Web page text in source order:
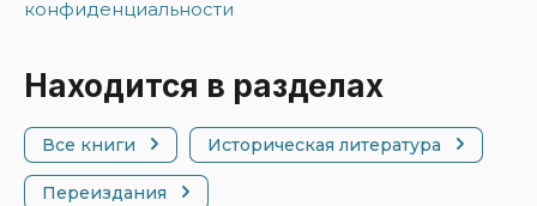
конфиденциальности
Находится в разделах
Все книги Историческая литература
Переиздания